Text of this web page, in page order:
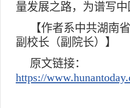
量发展之路，为谱写
【作者系中共湖南
副校长（副院长）】
原文链接：
https://